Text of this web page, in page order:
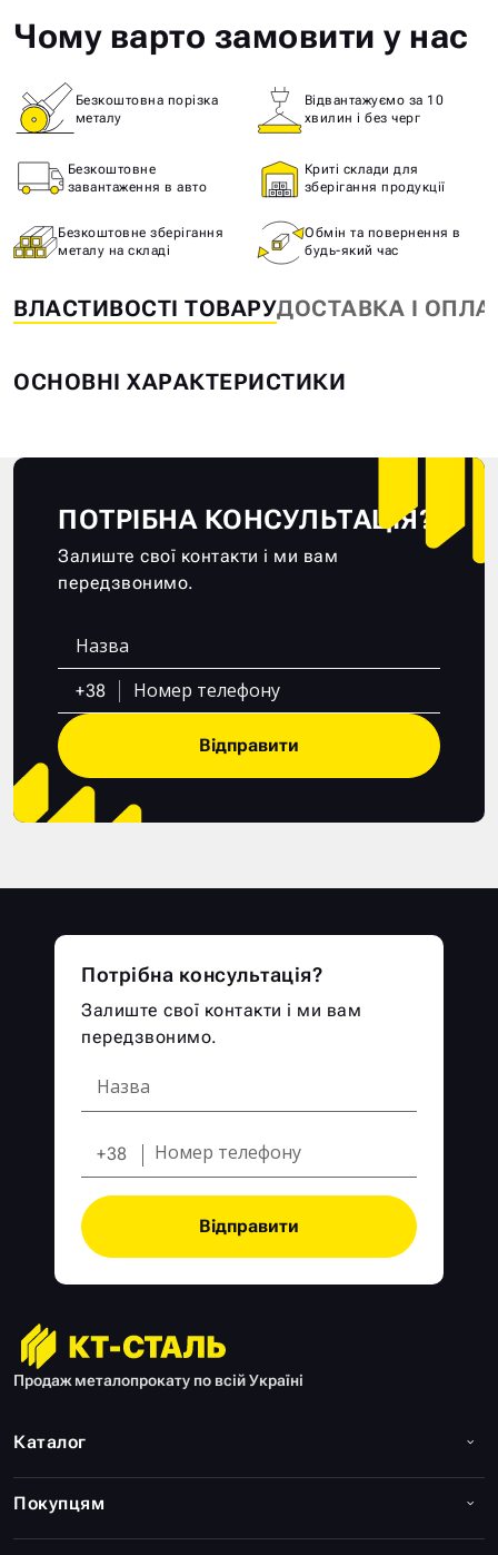
Чому варто замовити у нас
Безкоштовна порізка
металу
Відвантажуємо за 10
хвилин і без черг
Безкоштовне
завантаження в авто
Криті склади для
зберігання продукції
Безкоштовне зберігання
металу на складі
Обмін та повернення в
будь-який час
ВЛАСТИВОСТІ ТОВАРУДОСТАВКА І
ОСНОВНІ ХАРАКТЕРИСТИКИ
ПОТРІБНА КОНСУЛЬТАЦІЯ?
Залиште свої контакти і ми вам
передзвонимо.
+38
Відправити
Продаж металопрокату по всій Україні
Каталог
Покупцям
Потрібна консультація?
Залиште свої контакти і ми вам
передзвонимо.
+38
Відправити